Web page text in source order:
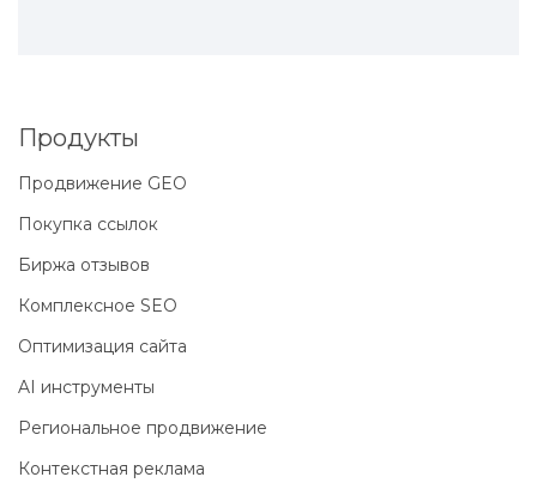
Продукты
Продвижение GEO
Покупка ссылок
Биржа отзывов
Комплексное SEO
Оптимизация сайта
AI инструменты
Региональное продвижение
Контекстная реклама